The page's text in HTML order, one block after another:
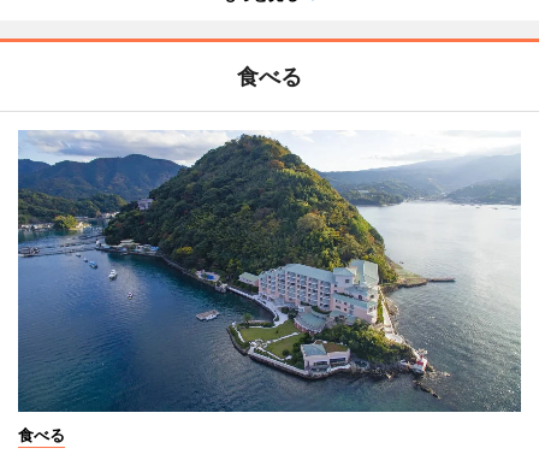
食べる
食べる